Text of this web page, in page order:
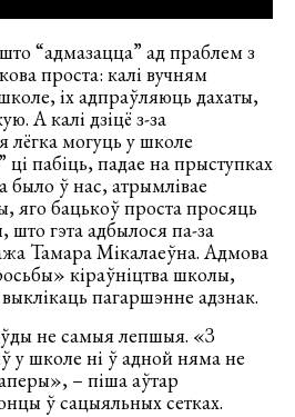
“адмазацца” ад праблем з
проста: калі вучням
іх адпраўляюць дахаты,
А калі дзіцё з-за
лёгка могуць у школе
ці пабіць, падае на прыступках
было ў нас, атрымлівае
яго бацькоў проста просяць
што гэта адбылося па-за
Тамара Мікалаеўна. Адмова
кіраўніцтва школы,
пагаршэнне адзнак.
не самыя лепшыя. «З
у школе ні ў адной няма не
­­– піша аўтар
ў сацыяльных сетках.